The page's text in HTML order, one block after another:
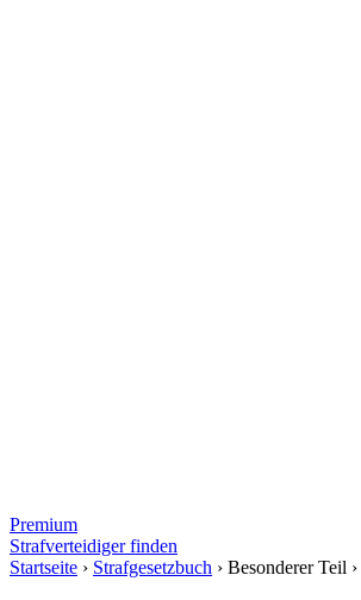
Premium
Strafverteidiger finden
Startseite › Strafgesetzbuch › Besonderer Teil ›